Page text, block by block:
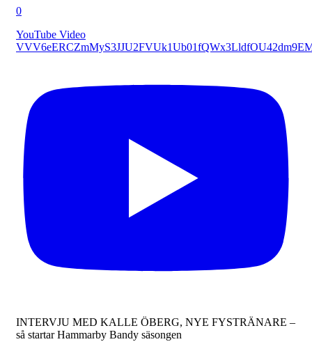
0
YouTube Video
INTERVJU MED KALLE ÖBERG, NYE FYSTRÄNARE –
så startar Hammarby Bandy säsongen